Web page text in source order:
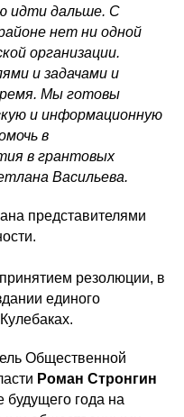
идти дальше. С
нет ни одной
организации.
и задачами и
Мы готовы
и информационную
в
в грантовых
Васильева.
представителями
резолюции, в
единого
Общественной
Роман Стронгин
будущего года на